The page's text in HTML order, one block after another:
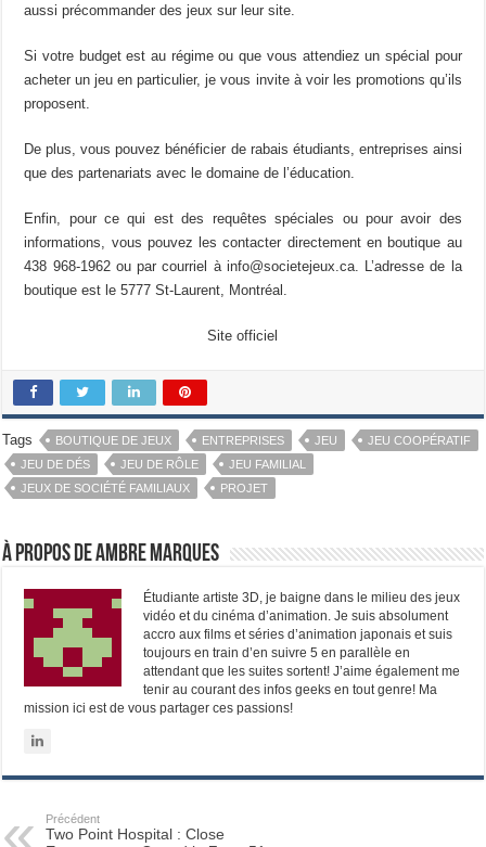
aussi précommander des jeux sur leur site.
Si votre budget est au régime ou que vous attendiez un spécial pour
acheter un jeu en particulier, je vous invite à voir les promotions qu’ils
proposent.
De plus, vous pouvez bénéficier de rabais étudiants, entreprises ainsi
que des partenariats avec le domaine de l’éducation.
Enfin, pour ce qui est des requêtes spéciales ou pour avoir des
informations, vous pouvez les contacter directement en boutique au
438 968-1962 ou par courriel à info@societejeux.ca. L’adresse de la
boutique est le 5777 St-Laurent, Montréal.
Site officiel
Tags BOUTIQUE DE JEUX ENTREPRISES JEU
JEU COOPÉRATIF
JEU DE DÉS
JEU DE RÔLE
JEU FAMILIAL
JEUX DE SOCIÉTÉ FAMILIAUX
PROJET
À propos de Ambre Marques
Étudiante artiste 3D, je baigne dans le milieu des jeux
vidéo et du cinéma d’animation. Je suis absolument
accro aux films et séries d’animation japonais et suis
toujours en train d’en suivre 5 en parallèle en
attendant que les suites sortent! J’aime également me
tenir au courant des infos geeks en tout genre! Ma
mission ici est de vous partager ces passions!
Précédent
Two Point Hospital : Close